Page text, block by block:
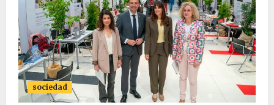
sociedad